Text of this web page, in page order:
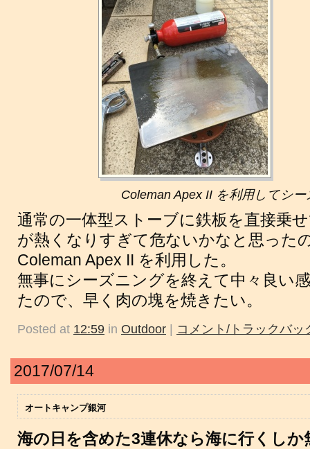
Coleman Apex II を利用してシ
通常の一体型ストーブに鉄板を直接乗
が熱くなりすぎて危ないかなと思った
Coleman Apex II を利用した。
無事にシーズニングを終えて中々良い
たので、早く肉の塊を焼きたい。
Posted at 12:59 in Outdoor コメント/トラックバッ
2017/07/14
オートキャンプ銀河
海の日を含めた3連休なら海に行くしか